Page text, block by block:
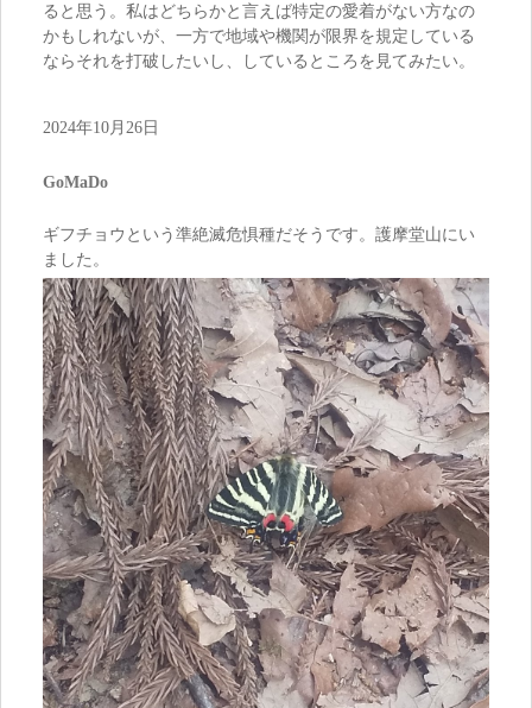
ると思う。私はどちらかと言えば特定の愛着がない方なの
かもしれないが、一方で地域や機関が限界を規定している
ならそれを打破したいし、しているところを見てみたい。
2024年10月26日
GoMaDo
ギフチョウという準絶滅危惧種だそうです。護摩堂山にい
ました。